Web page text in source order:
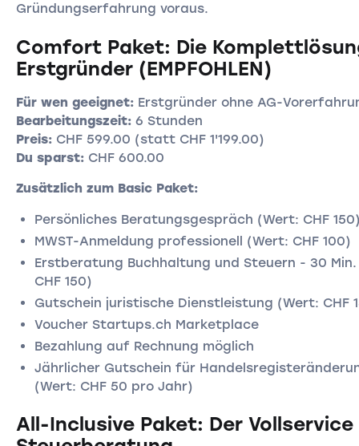
Gründungserfahrung voraus.
Comfort Paket: Die
Erstgründer (EMPFOHLEN)
Für wen geeignet:Erstgründer ohne AG-
Bearbeitungszeit:6 Stunden
Preis:CHF 599.00 (statt CHF 1'199.00)
Du sparst:CHF 600.00
Zusätzlich zum Basic Paket:
Persönliches Beratungsgespräch (Wert: CHF
MWST-Anmeldung professionell (Wert: CHF 100)
Erstberatung Buchhaltung und Steuern - 30
CHF 150)
Gutschein juristische Dienstleistung (Wert: CHF
Voucher Startups.ch Marketplace
Bezahlung auf Rechnung möglich
Jährlicher Gutschein für
(Wert: CHF 50 pro Jahr)
All-Inclusive Paket: Der